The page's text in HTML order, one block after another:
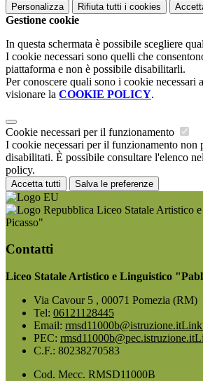
Personalizza Rifiuta tutti i cookies
Gestione cookie
In questa schermata è possibile scegliere
I cookie necessari sono quelli che
piattaforma e non è possibile disabilitarli.
Per conoscere quali sono i cookie necessari
visionare la COOKIE POLICY.
Cookie necessari per il funzionamento
I cookie necessari per il funzionamento non
disabilitati. È possibile consultare l'elenco
policy.
Accetta tutti Salva le preferenze
Liceo Statale Artistico
Picasso"
Contatti
Liceo Statale Artistico e Linguistico
Via Cavour 5 , 00071 Pomezia (RM)
Tel: 06121128445
Email: rmsd11000b@istruzione.itLink
PEC: rmsd11000b@pec.istruzione.it
C.F.: 80238270583
Cod. Mecc. RMSD11000B